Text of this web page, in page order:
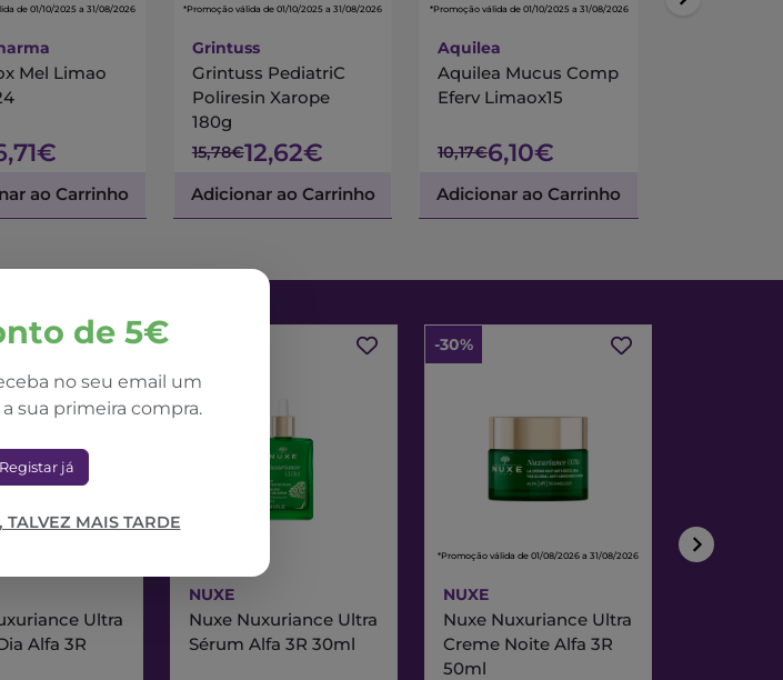
de 5€
no seu email um
sua primeira compra.
Registar já
TALVEZ MAIS TARDE
de 01/10/2025 a 31/08/2026
Mel Limao
ao Carrinho
*Promoção válida de 01/10/2025 a 31/08/2026
Grintuss
Grintuss PediatriC
Poliresin Xarope
180g
15,78€12,62€
Adicionar ao Carrinho
*Promoção válida de 01/10/2025 a 31/08/2026
Aquilea
Aquilea Mucus Comp
Eferv Limaox15
10,17€6,10€
Adicionar ao Carrinho
*Promoção válida de
Ultra
Alfa 3R
NUXE
Nuxe Nuxuriance Ultra
Sérum Alfa 3R 30ml
-30%
*Promoção válida de 01/08/2026 a 31/08/2026
NUXE
Nuxe Nuxuriance Ultra
Creme Noite Alfa 3R
50ml
*Promoção válida